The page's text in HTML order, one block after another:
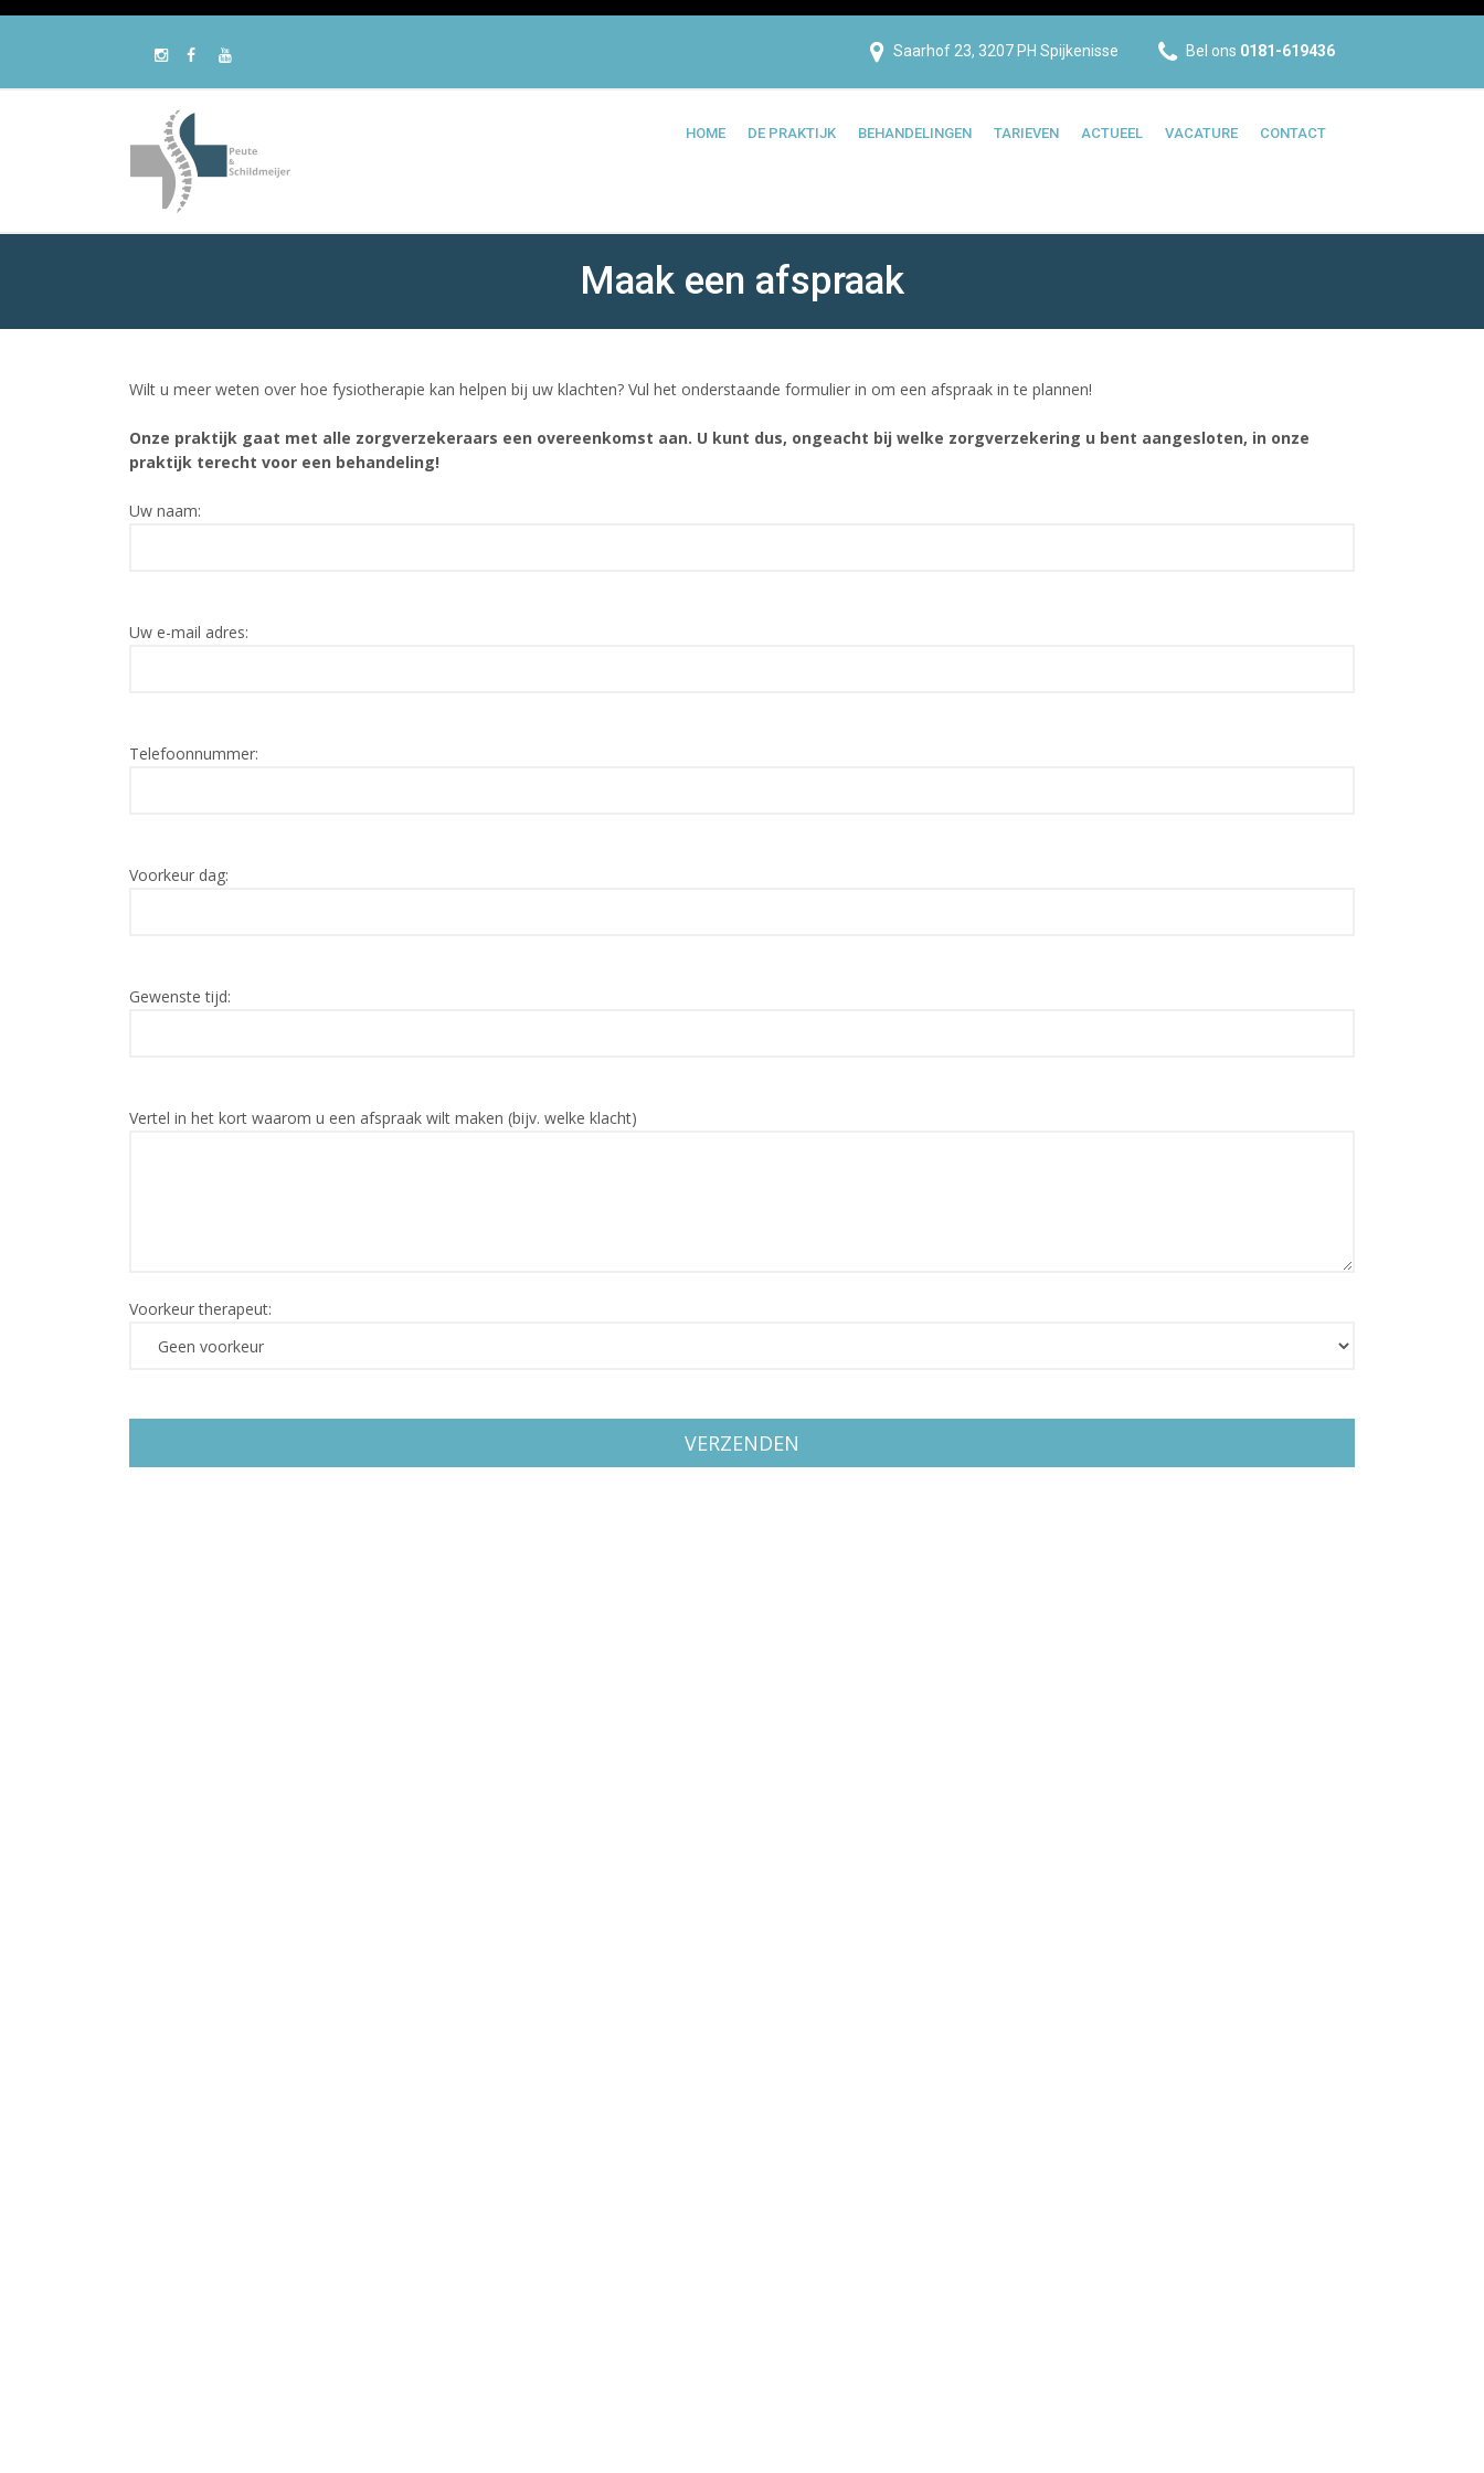
Bel ons 0181-619436
Saarhof 23, 3207 PH Spijkenisse
HOME DE PRAKTIJK BEHANDELINGEN TARIEVEN ACTUEEL VACATURE CONTACT
Maak een afspraak
Wilt u meer weten over hoe fysiotherapie kan helpen bij uw klachten? Vul het onderstaande formulier in om een afspraak in te plannen!
Onze praktijk gaat met alle zorgverzekeraars een overeenkomst aan. U kunt dus, ongeacht bij welke zorgverzekering u bent aangesloten, in onze
praktijk terecht voor een behandeling!
Uw naam:
Uw e-mail adres:
Telefoonnummer:
Voorkeur dag:
Gewenste tijd:
Vertel in het kort waarom u een afspraak wilt maken (bijv. welke klacht)
Voorkeur therapeut: